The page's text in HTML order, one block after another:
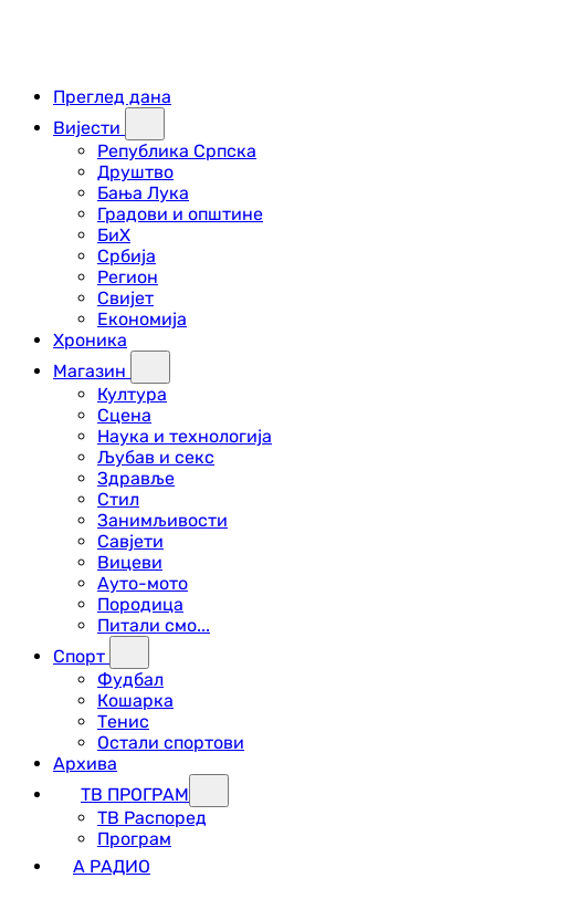
Преглед дана
Вијести
Република Српска
Друштво
Бања Лука
Градови и општине
БиХ
Србија
Регион
Свијет
Економија
Хроника
Магазин
Култура
Сцена
Наука и технологија
Љубав и секс
Здравље
Стил
Занимљивости
Савјети
Вицеви
Ауто-мото
Породица
Питали смо...
Спорт
Фудбал
Кошарка
Тенис
Остали спортови
Архива
ТВ ПРОГРАМ
ТВ Распоред
Програм
А РАДИО